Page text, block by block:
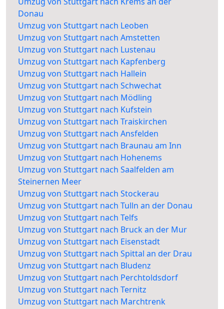
Donau
Umzug von Stuttgart nach Leoben
Umzug von Stuttgart nach Amstetten
Umzug von Stuttgart nach Lustenau
Umzug von Stuttgart nach Kapfenberg
Umzug von Stuttgart nach Hallein
Umzug von Stuttgart nach Schwechat
Umzug von Stuttgart nach Mödling
Umzug von Stuttgart nach Kufstein
Umzug von Stuttgart nach Traiskirchen
Umzug von Stuttgart nach Ansfelden
Umzug von Stuttgart nach Braunau am Inn
Umzug von Stuttgart nach Hohenems
Umzug von Stuttgart nach Saalfelden am
Steinernen Meer
Umzug von Stuttgart nach Stockerau
Umzug von Stuttgart nach Tulln an der Donau
Umzug von Stuttgart nach Telfs
Umzug von Stuttgart nach Bruck an der Mur
Umzug von Stuttgart nach Eisenstadt
Umzug von Stuttgart nach Spittal an der Drau
Umzug von Stuttgart nach Bludenz
Umzug von Stuttgart nach Perchtoldsdorf
Umzug von Stuttgart nach Ternitz
Umzug von Stuttgart nach Marchtrenk